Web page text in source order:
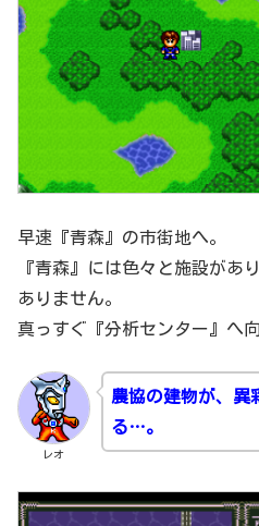
早速『青森』の市街地へ。
『青森』には色々と施設があ
ありません。
真っすぐ『分析センター』へ
レオ
農協の建物が、異
る…。